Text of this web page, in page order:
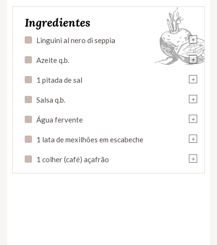
Ingredientes
+
Linguini al nero di seppia
+
Azeite q.b.
+
1 pitada de sal
+
Salsa q.b.
+
Água fervente
+
1 lata de mexilhões em escabeche
+
1 colher (café) açafrão